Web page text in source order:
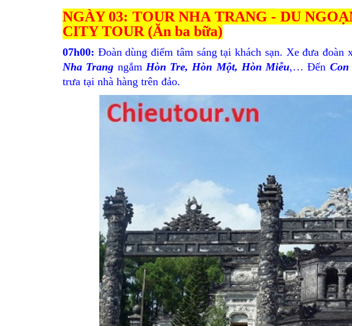
NGÀY 03: TOUR NHA TRANG - DU
CITY TOUR (Ăn ba bữa)
07h00: Đoàn dùng điểm tâm sáng tại khách sạn. Xe đưa
Nha Trang ngắm Hòn Tre, Hòn Một, Hòn Miễu,… Đến Con
trưa tại nhà hàng trên đảo.